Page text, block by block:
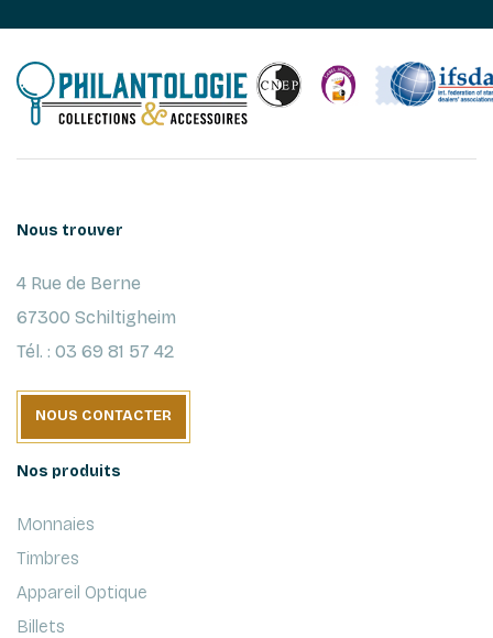
Nous trouver
4 Rue de Berne
67300 Schiltigheim
Tél. : 03 69 81 57 42
NOUS CONTACTER
Nos produits
Monnaies
Timbres
Appareil Optique
Billets